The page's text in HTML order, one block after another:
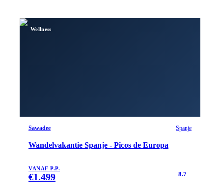
Wellness
Sawadee Spanje
Wandelvakantie Spanje - Picos de Europa
VANAF P.P.
€1.499 8.7